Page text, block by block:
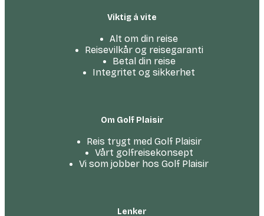
Viktig å vite
Alt om din reise
Reisevilkår og reisegaranti
Betal din reise
Integritet og sikkerhet
Om Golf Plaisir
Reis trygt med Golf Plaisir
Vårt golfreise­konsept
Vi som jobber hos Golf Plaisir
Lenker